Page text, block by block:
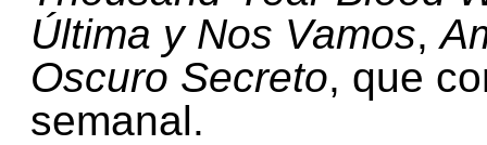
Última y Nos Vamos,
Oscuro Secreto, que
semanal.